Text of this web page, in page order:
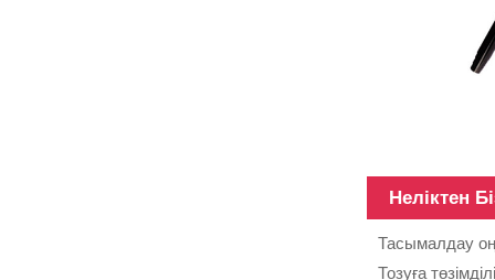
Неліктен
Тасымалдау
Тозуға